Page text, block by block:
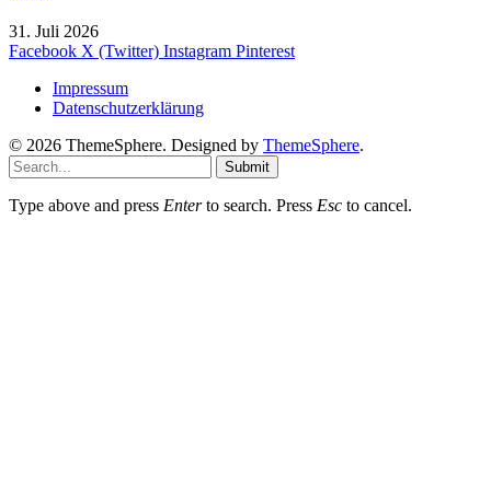
31. Juli 2026
Facebook X (Twitter) Instagram Pinterest
Impressum
Datenschutzerklärung
© 2026 ThemeSphere. Designed by ThemeSphere.
Submit
Type above and press Enterto search. Press Esc to cancel.